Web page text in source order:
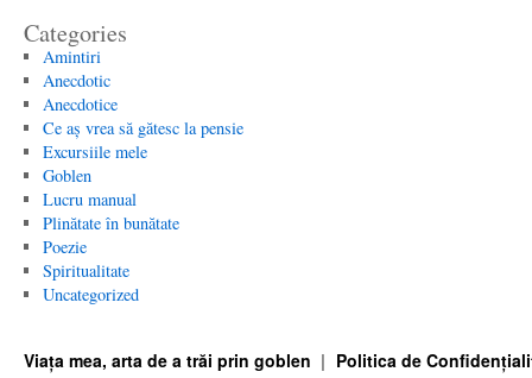
Categories
Amintiri
Anecdotic
Anecdotice
Ce aș vrea să gătesc la pensie
Excursiile mele
Goblen
Lucru manual
Plinătate în bunătate
Poezie
Spiritualitate
Uncategorized
Viața mea, arta de a trăi prin goblen Politica de